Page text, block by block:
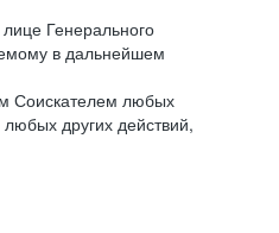
Генерального
в дальнейшем
Соискателем любых
других действий,